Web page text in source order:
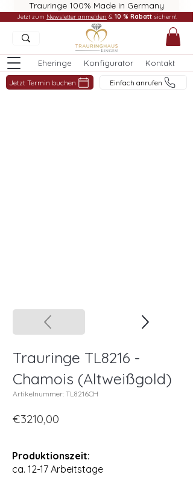
Trauringe 100% Made in Germany
Eheringe Konfigurator Kontakt
Jetzt Termin buchen Einfach anrufen
Jetzt zum Newsletter anmelden & 10 % Rabatt sichern!
Trauringe TL8216 -
Chamois (Altweißgold)
Artikelnummer: TL8216CH
€3210,00
Produktionszeit:
ca. 12-17 Arbeitstage